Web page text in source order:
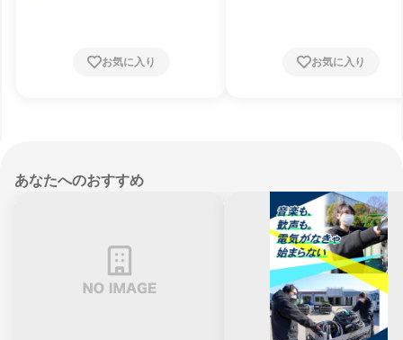
お気に入り お気に入り
あなたへのおすすめ